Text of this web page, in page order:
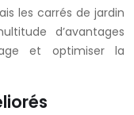
les carrés de jardin
d’avantages
et optimiser la